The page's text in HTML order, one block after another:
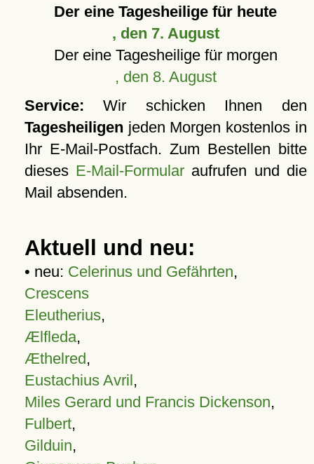
Der eine Tagesheilige für heute
, den 7. August
Der eine Tagesheilige für morgen
, den 8. August
Service: Wir schicken Ihnen den
Tagesheiligen jeden Morgen kostenlos in
Ihr E-Mail-Postfach. Zum Bestellen bitte
dieses E-Mail-Formular aufrufen und die
Mail absenden.
Aktuell und neu:
• neu: Celerinus und Gefährten,
Crescens
Eleutherius,
Ælfleda,
Æthelred,
Eustachius Avril,
Miles Gerard und Francis Dickenson,
Fulbert,
Gilduin,